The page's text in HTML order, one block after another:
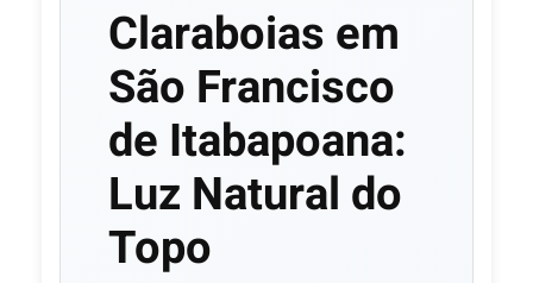
Claraboias em
São Francisco
de Itabapoana:
Luz Natural do
Topo